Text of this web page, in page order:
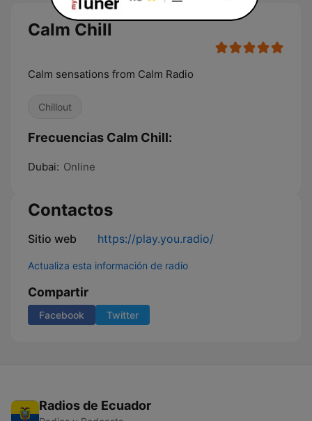
Calm Chill
Calm sensations from Calm Radio
Chillout
Frecuencias Calm Chill:
Dubai: Online
Contactos
Sitio web https://play.you.radio/
Actualiza esta información de radio
Compartir
Facebook Twitter
Radios de Ecuador